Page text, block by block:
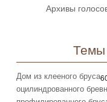
Архивы
Темы
Дом из клееного бруса
оцилиндрованного